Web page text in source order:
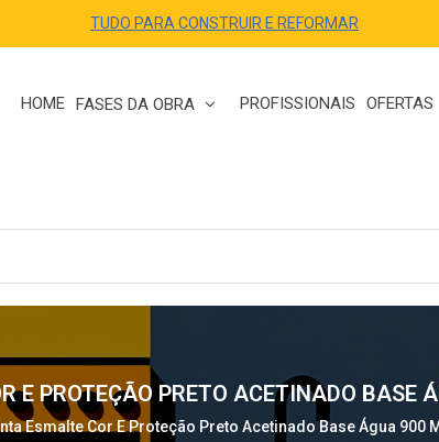
TUDO PARA CONSTRUIR E REFORMAR
HOME FASES DA OBRA PROFISSIONAIS OFERTAS
E PROTEÇÃO PRETO ACETINADO BASE
Esmalte Cor E Proteção Preto Acetinado Base Água 900